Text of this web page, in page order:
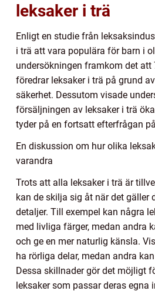
leksaker i trä
Enligt en studie från
i trä att vara populära för barn i
undersökningen framkom det att
föredrar leksaker i trä på grund
säkerhet. Dessutom visade
försäljningen av leksaker i trä
tyder på en fortsatt efterfrågan
En diskussion om hur olika
varandra
Trots att alla leksaker i trä är
kan de skilja sig åt när det gäller
detaljer. Till exempel kan några
med livliga färger, medan andra
och ge en mer naturlig känsla.
ha rörliga delar, medan andra
Dessa skillnader gör det möjligt
leksaker som passar deras egna